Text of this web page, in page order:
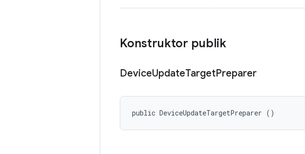
Konstruktor publik
DeviceUpdateTargetPreparer
public DeviceUpdateTargetPreparer ()